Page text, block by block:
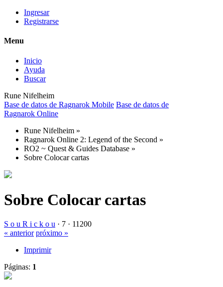
Ingresar
Registrarse
Menu
Inicio
Ayuda
Buscar
Rune Nifelheim
Base de datos de Ragnarok Mobile Base de datos de
Ragnarok Online
Rune Nifelheim »
Ragnarok Online 2: Legend of the Second »
RO2 ~ Quest & Guides Database »
Sobre Colocar cartas
Sobre Colocar cartas
S o u R i c k o u · 7 · 11200
« anterior próximo »
Imprimir
Páginas: 1